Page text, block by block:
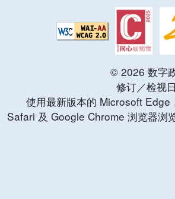
© 2026 数字
修订／检视
使用最新版本的 Microsoft Edge
Safari 及 Google Chrome 浏览器浏